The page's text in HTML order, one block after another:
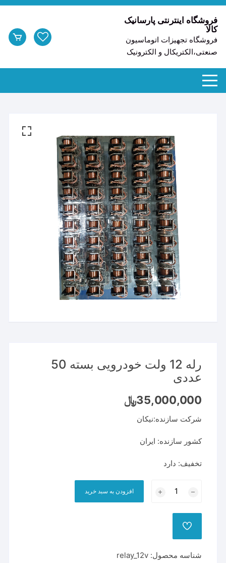
رد
شدن
محتوا
فروشگاه اینترنتی پارسانیک
کالا
فروشگاه تجهیزات اتوماسیون
صنعتی،الکتریکال و الکترونیک
رله 12 ولت خودرویی بسته 50
عددی
35,000,000﷼
شرکت سازنده:نیکان
کشور سازنده: ایران
تخفیف: دارد
خودرویی
بسته
عددی
افزودن به سبد خرید
ADD
شناسه محصول:relay_12v